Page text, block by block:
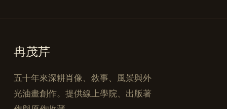
冉茂芹
五十年來深耕肖像、敘事、風景與外
光油畫創作。提供線上學院、出版著